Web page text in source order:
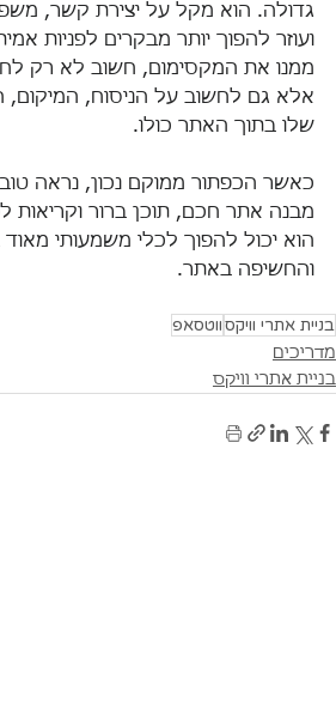
גדולה. הוא מקל על יצירת קשר,
ועוזר להפוך יותר מבקרים לפניות
ממנו את המקסימום, חשוב לא רק
אלא גם לחשוב על הניסוח, המיקום,
שלו בתוך האתר כולו.
כאשר הכפתור ממוקם נכון, נראה
מבנה אתר חכם, תוכן ברור וקריאות
הוא יכול להפוך לכלי משמעותי
והחשיפה באתר.
בניית אתרי וויקסווטסאפ
מדריכים
בניית אתרי וויקס